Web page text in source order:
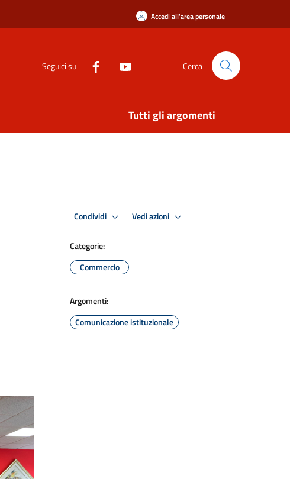
Accedi all'area personale
Seguici su Cerca
Tutti gli argomenti
Condividi Vedi azioni
Categorie:
Commercio
Argomenti:
Comunicazione istituzionale